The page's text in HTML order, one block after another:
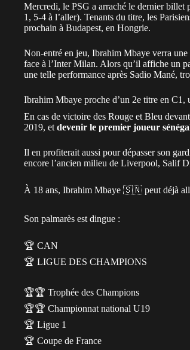
Mercredi, le PSG a arraché le dernier billet
1, 5-4 à l’aller). Tenants du titre, les
prochain à Budapest, en Hongrie.
Non-entré en jeu, Ibrahim Mbaye verra une
face à l’Inter Milan. Alors qu’il affiche un
une telle performance après Sadio Mané,
Ibrahim Mbaye proche d’un 2e titre en C1,
En cas de victoire des Rouge et Bleu
2019, et devenir le premier joueur
Il en profiterait aussi pour dépasser son
encore l’ancien milieu de Liverpool, Salif
À 18 ans, Ibrahim Mbaye 🇸🇳 peut déjà
Son palmarès est dingue :
🏆 CAN
🏆 LIGUE DES CHAMPIONS
🏆🏆 Trophée des Champions
🏆🏆 Championnat national U19
🏆 Ligue 1
🏆 Coupe de France